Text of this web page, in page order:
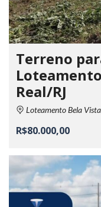
Terreno
Real/RJ
Loteamento Bela
R$80.000,00